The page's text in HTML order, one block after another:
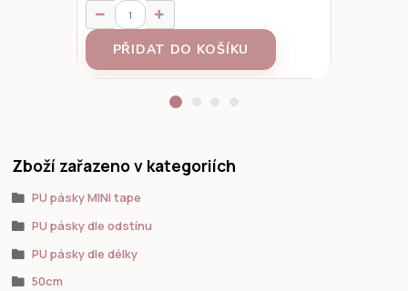
PŘIDAT DO KOŠÍKU
Zboží zařazeno v kategoriích
PU pásky MINI tape
PU pásky dle odstínu
PU pásky dle délky
50cm